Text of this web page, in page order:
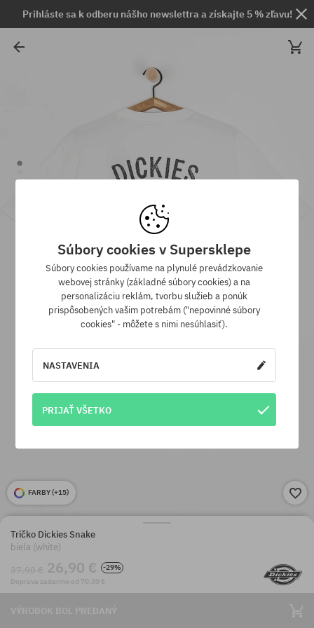
Prihláste sa k odberu nášho newslettra a získajte 5 % zľavu!
FARBY (+15)
Tričko Dickies Snake
biela (white)
37,90 € 26,90 €
-29%
Doprava zadarmo od 70,30 €
VÝROBOK BOL PREDANÝ
Súbory cookies v Supersklepe
Súbory cookies používame na plynulé prevádzkovanie
webovej stránky (základné súbory cookies) a na
personalizáciu reklám, tvorbu služieb a ponúk
prispôsobených vašim potrebám ("nepovinné súbory
cookies" - môžete s nimi nesúhlasiť).
NASTAVENIA
PRIJAŤ VŠETKO